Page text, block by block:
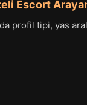
Escort
profil tipi, yas